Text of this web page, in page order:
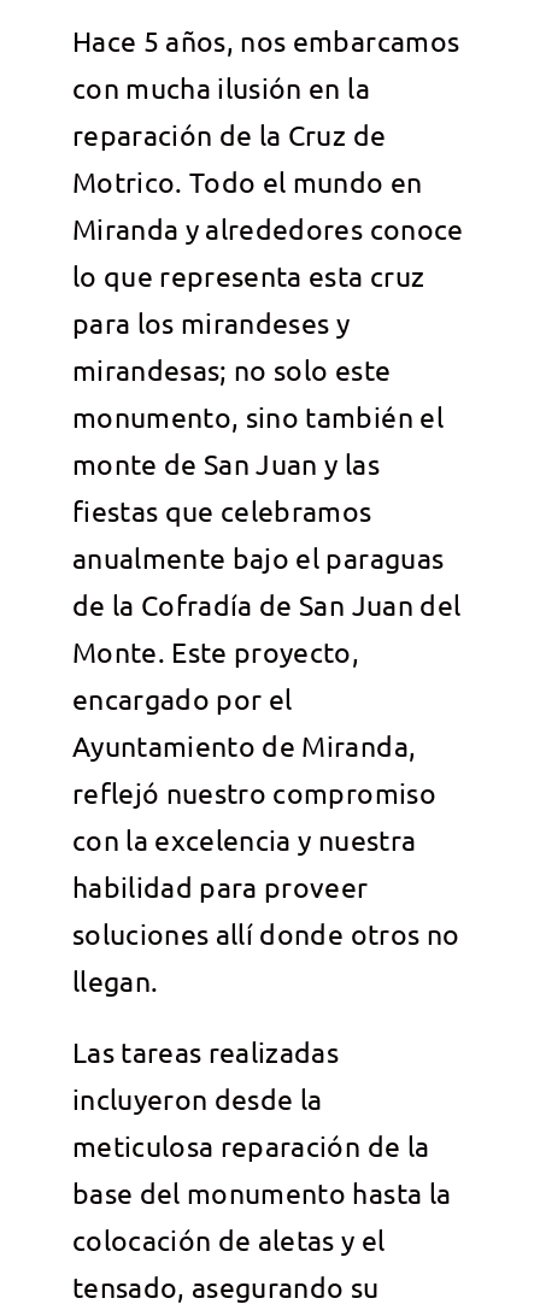
Hace 5 años, nos embarcamos
con mucha ilusión en la
reparación de la Cruz de
Motrico. Todo el mundo en
Miranda y alrededores conoce
lo que representa esta cruz
para los mirandeses y
mirandesas; no solo este
monumento, sino también el
monte de San Juan y las
fiestas que celebramos
anualmente bajo el paraguas
de la Cofradía de San Juan del
Monte. Este proyecto,
encargado por el
Ayuntamiento de Miranda,
reflejó nuestro compromiso
con la excelencia y nuestra
habilidad para proveer
soluciones allí donde otros no
llegan.
Las tareas realizadas
incluyeron desde la
meticulosa reparación de la
base del monumento hasta la
colocación de aletas y el
tensado, asegurando su